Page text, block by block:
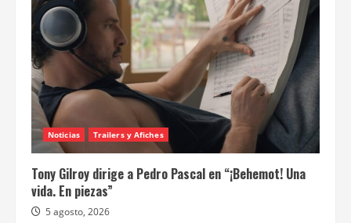
Noticias Trailers y Afiches
Tony Gilroy dirige a Pedro Pascal en “¡Behemot! Una
vida. En piezas”
5 agosto, 2026